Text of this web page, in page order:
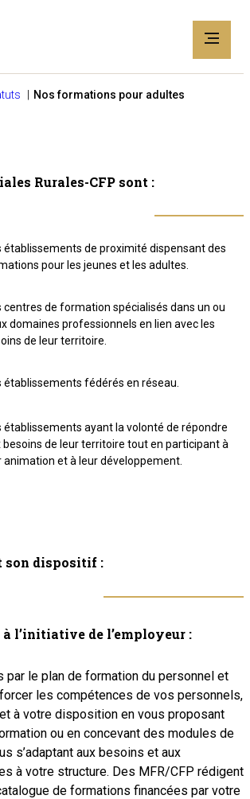
Nos formations pour adultes
Rurales-CFP sont :
établissements de proximité dispensant des
pour les jeunes et les adultes.
centres de formation spécialisés dans un ou
domaines professionnels en lien avec les
de leur territoire.
établissements fédérés en réseau.
établissements ayant la volonté de répondre
besoins de leur territoire tout en participant à
animation et à leur développement.
son dispositif :
l’initiative de l’employeur :
par le plan de formation du personnel et
les compétences de vos personnels,
à votre disposition en vous proposant
ou en concevant des modules de
s’adaptant aux besoins et aux
à votre structure. Des MFR/CFP rédigent
de formations financées par votre